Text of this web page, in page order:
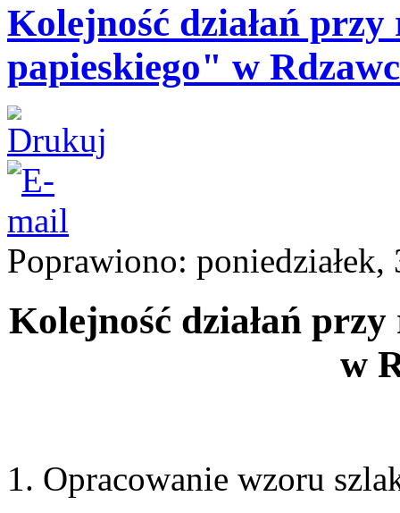
Kolejność działań
papieskiego" w
Poprawiono:
Kolejność działań
w
Opracowanie wzoru